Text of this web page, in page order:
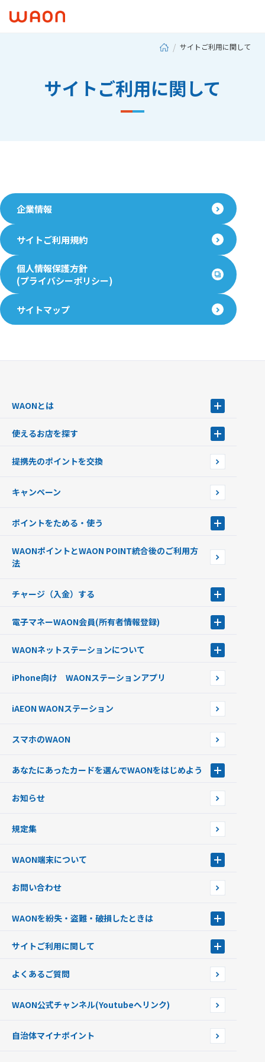
サイトご利用に関して
サイトご利用に関して
企業情報
サイトご利用規約
個人情報保護方針
(プライバシーポリシー)
サイトマップ
WAONとは
WAONを申込む
インターネット上でのお買い物について（ネット決済）
使えるお店を探す
店舗検索
イオン銀行ATM設置場所
提携先のポイントを交換
キャンペーン
ポイントをためる・使う
ポイントの有効期限について
WAONポイントとWAON POINT統合後のご利用方
法
チャージ（入金）する
現金でチャージする
銀行口座・ATMからチャージする
オートチャージ
ポイントからチャージする
チャージ上限金額の変更について
電子マネーWAON会員(所有者情報登録)
WAON POINTサービス会員登録に伴う個人データの共同利用のお知
WAONネットステーションについて
WAONネットステーションWAON端末について
iPhone向け WAONステーションアプリ
iAEON WAONステーション
スマホのWAON
あなたにあったカードを選んでWAONをはじめよう
フードバンク応援WAON
ご当地WAON
G.G WAON
WAONカード・WAONカードプラス
モバイルWAON
提携WAONカード
お知らせ
規定集
WAON端末について
WAONネットステーション
新型WAONステーション
WAONチャージャーmini
お問い合わせ
WAONを紛失・盗難・破損したときは
WAONカードの拾得について
サイトご利用に関して
企業情報
よくあるご質問
WAON公式チャンネル(Youtubeへリンク)
自治体マイナポイント